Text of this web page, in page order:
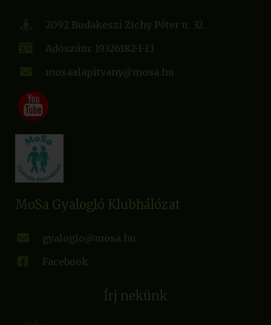
2092 Budakeszi Zichy Péter u. 32.
Adószám: 19326182-1-13
mosaalapitvany@mosa.hu
MoSa Gyalogló Klubhálózat
gyaloglo@mosa.hu
Facebook
Írj nekünk